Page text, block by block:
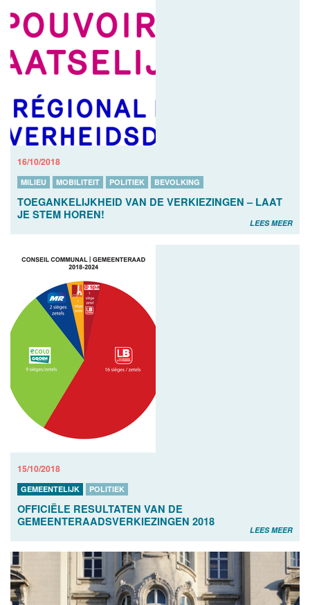
16/10/2018
MILIEU MOBILITEIT POLITIEK BEVOLKING
TOEGANKELIJKHEID VAN DE VERKIEZINGEN – LAAT
JE STEM HOREN!
LEES MEER
15/10/2018
GEMEENTELIJK POLITIEK
OFFICIËLE RESULTATEN VAN DE
GEMEENTERAADSVERKIEZINGEN 2018
LEES MEER